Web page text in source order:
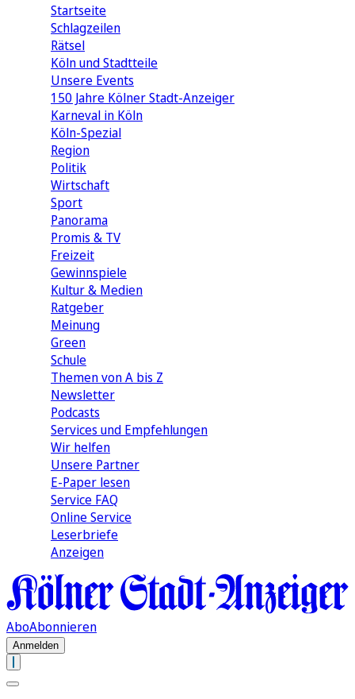
Startseite
Schlagzeilen
Rätsel
Köln und Stadtteile
Unsere Events
150 Jahre Kölner Stadt-Anzeiger
Karneval in Köln
Köln-Spezial
Region
Politik
Wirtschaft
Sport
Panorama
Promis & TV
Freizeit
Gewinnspiele
Kultur & Medien
Ratgeber
Meinung
Green
Schule
Themen von A bis Z
Newsletter
Podcasts
Services und Empfehlungen
Wir helfen
Unsere Partner
E-Paper lesen
Service FAQ
Online Service
Leserbriefe
Anzeigen
AboAbonnieren
Anmelden